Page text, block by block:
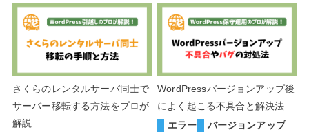
さくらのレンタルサーバ同士で
サーバー移転する方法をプロが
解説
WordPressバージョンアップ後
によく起こる不具合と解決法
エラー
バージョンアップ